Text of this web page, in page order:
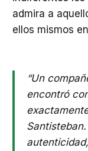
admira a
ellos mismos
“Un
encontró